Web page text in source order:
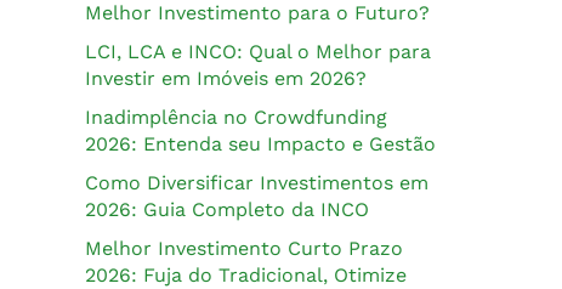
Melhor Investimento para o Futuro?
LCI, LCA e INCO: Qual o Melhor para
Investir em Imóveis em 2026?
Inadimplência no Crowdfunding
2026: Entenda seu Impacto e Gestão
Como Diversificar Investimentos em
2026: Guia Completo da INCO
Melhor Investimento Curto Prazo
2026: Fuja do Tradicional, Otimize